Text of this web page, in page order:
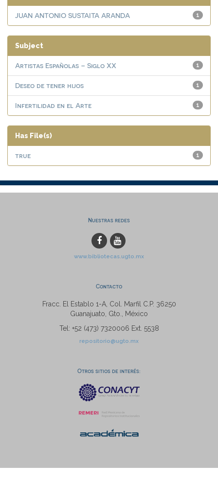
1
JUAN ANTONIO SUSTAITA ARANDA
Subject
1
Artistas Españolas – Siglo XX
1
Deseo de tener hijos
1
Infertilidad en el Arte
Has File(s)
1
true
Nuestras redes
www.bibliotecas.ugto.mx
Contacto
Fracc. El Establo 1-A, Col. Marfil C.P. 36250
Guanajuato, Gto., México
Tel: +52 (473) 7320006 Ext. 5538
repositorio@ugto.mx
Otros sitios de interés: